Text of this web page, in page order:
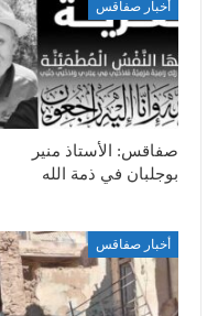
أخبار صفاقس
صفاقس: الأستاذ منير
بوجلبان في ذمة الله
أخبار صفاقس